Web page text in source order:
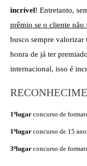
incrível! Entretanto,
prêmio se o cliente
busco sempre valorizar
honra de já ter
internacional, isso é
1ºlugar concurso de
1ºlugar concurso de 15
3ºlugar concurso de